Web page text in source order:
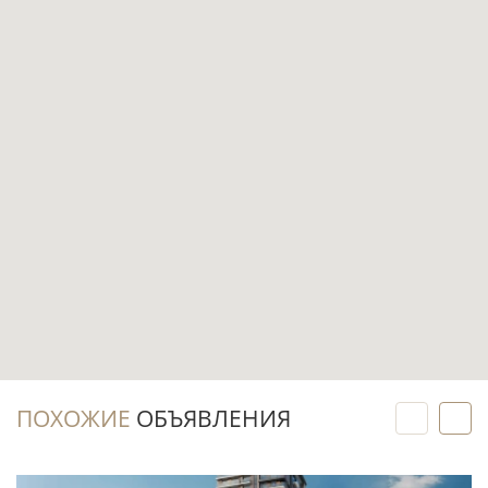
Business Bay объединяет жилую, деловую и
сервисную среду рядом с Downtown Dubai и
меблированные квартиры здесь могут быть
ПОХОЖИЕ ОБЪЯВЛЕНИЯ